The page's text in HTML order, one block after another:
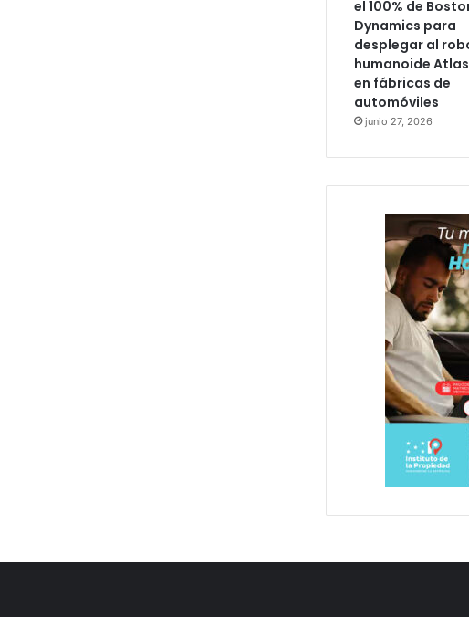
el 100% de
Dynamics para
desplegar al
humanoide Atlas
en fábricas de
automóviles
junio 27, 2026